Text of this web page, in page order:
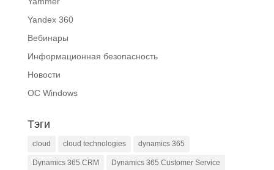
Yandex 360
Вебинары
Информационная безопасность
Новости
ОС Windows
Тэги
cloud cloud technologies dynamics 365
Dynamics 365 CRM Dynamics 365 Customer Service